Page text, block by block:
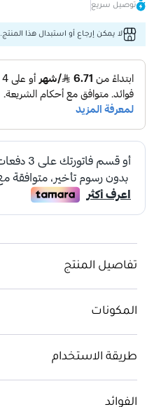
توصيل سريع
لا يمكن إرجاع أو استبدال هذا المنتج.
تفاصيل المنتج
المكونات
طريقة الاستخدام
الفوائد